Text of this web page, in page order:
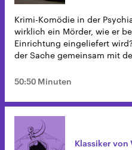
Krimi-Komödie in der
wirklich ein Mörder, wie er
Einrichtung eingeliefert
der Sache gemeinsam mit
50:50 Minuten
Klassiker von